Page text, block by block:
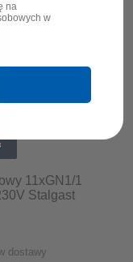
11xGN1/1
Stalgast
dostawy
na
w